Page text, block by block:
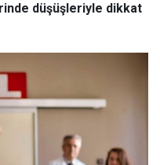
düşüşleriyle dikkat